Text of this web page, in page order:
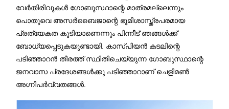
വേർതിരിവുകൾ ഗോബുസ്ഥാന്റെ മാത്രമല്ലെന്നും
പൊതുവെ അസർബൈജാന്റെ ഭൂമിശാസ്ത്രപരമായ
പ്രത്യേകത കൂടിയാണെന്നും പിന്നീട് ഞങ്ങൾക്ക്
ബോധ്യപ്പെടുകയുണ്ടായി. കാസ്പിയൻ കടലിന്റെ
പടിഞ്ഞാറൻ തീരത്ത് സ്ഥിതിചെയ്യുന്ന ഗോബുസ്ഥാന്റെ
ജനവാസ പ്രദേശങ്ങൾക്കു പടിഞ്ഞാറാണ് ചെളിമൺ
അഗ്നിപർവ്വതങ്ങൾ.